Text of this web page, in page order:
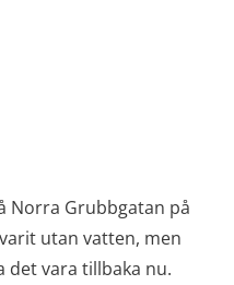
Norra Grubbgatan på
utan vatten, men
det vara tillbaka nu.